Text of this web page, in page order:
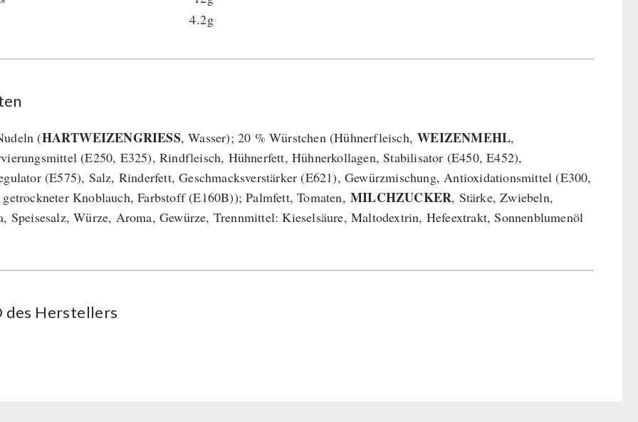
4.2g
(HARTWEIZENGRIESS, Wasser); 20 % Würstchen (Hühnerfleisch,WEIZENMEHL,
(E250, E325), Rindfleisch, Hühnerfett, Hühnerkollagen, Stabilisator (E450, E452),
(E575), Salz, Rinderfett, Geschmacksverstärker (E621), Gewürzmischung, Antioxidationsmittel (E300,
Knoblauch, Farbstoff (E160B)); Palmfett, Tomaten,MILCHZUCKER, Stärke, Zwiebeln,
Speisesalz, Würze, Aroma, Gewürze, Trennmittel: Kieselsäure, Maltodextrin, Hefeextrakt, Sonnenblumenöl
des Her­stel­lers